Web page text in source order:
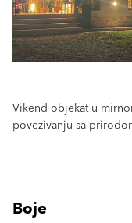
Vikend objekat u
povezivanju sa
Boje